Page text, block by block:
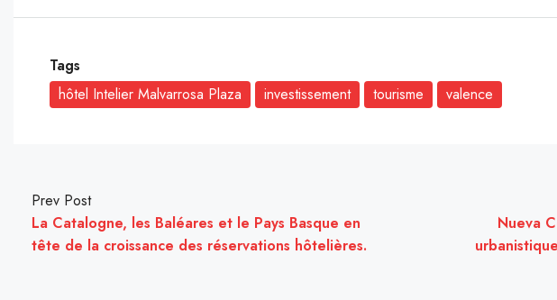
Tags
hôtel Intelier Malvarrosa Plaza
investissement tourisme valence
Prev Post
La Catalogne, les Baléares et le Pays Basque en
tête de la croissance des réservations hôtelières.
Nueva